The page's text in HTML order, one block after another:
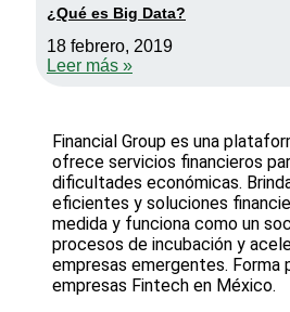
¿Qué es Big Data?
18 febrero, 2019
Leer más »
Financial Group es una
ofrece servicios financieros
dificultades económicas.
eficientes y soluciones
medida y funciona como un
procesos de incubación y
empresas emergentes. Forma
empresas Fintech en México.